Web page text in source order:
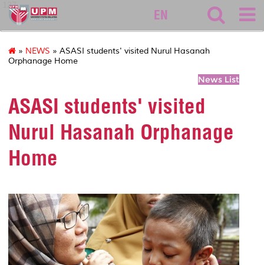
127
EN
» NEWS » ASASI students' visited Nurul Hasanah
Orphanage Home
News List
ASASI students' visited
Nurul Hasanah Orphanage
Home